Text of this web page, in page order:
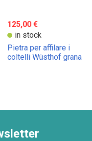
125,00 €
in stock
Pietra per affilare i
coltelli Wüsthof grana